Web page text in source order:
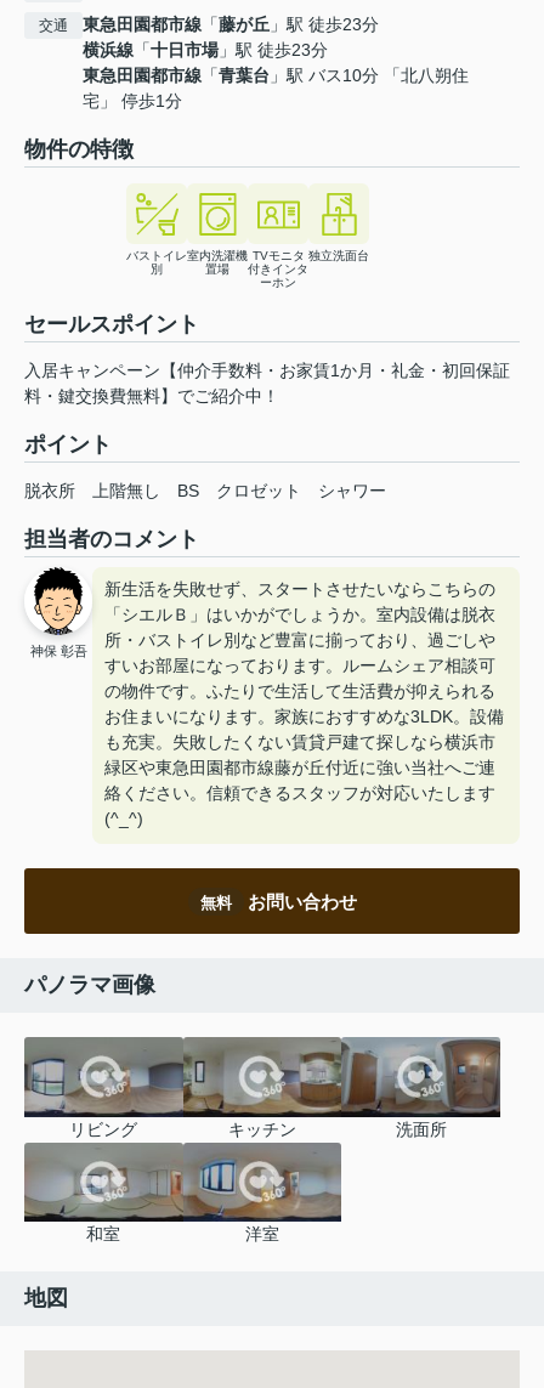
交通 東急田園都市線 「藤が丘 」駅 徒歩23分
横浜線 「十日市場」駅 徒歩23分
東急田園都市線 「青葉台 」駅 バス10分 「北八朔住
宅」 停歩1分
物件の特徴
バストイレ
別
室内洗濯機
置場
TVモニタ
付きインタ
ーホン
独立洗面台
セールスポイント
入居キャンペーン【仲介手数料・お家賃1か月・礼金・初回保証
料・鍵交換費無料】でご紹介中！
ポイント
脱衣所 上階無し BS クロゼット シャワー
担当者のコメント
神保 彰吾
新生活を失敗せず、スタートさせたいならこちらの
「シエルＢ」はいかがでしょうか。室内設備は脱衣
所・バストイレ別など豊富に揃っており、過ごしや
すいお部屋になっております。ルームシェア相談可
の物件です。ふたりで生活して生活費が抑えられる
お住まいになります。家族におすすめな3LDK。設備
も充実。失敗したくない賃貸戸建て探しなら横浜市
緑区や東急田園都市線藤が丘付近に強い当社へご連
絡ください。信頼できるスタッフが対応いたします
(^_^)
無料 お問い合わせ
パノラマ画像
リビング キッチン 洗面所
和室 洋室
地図